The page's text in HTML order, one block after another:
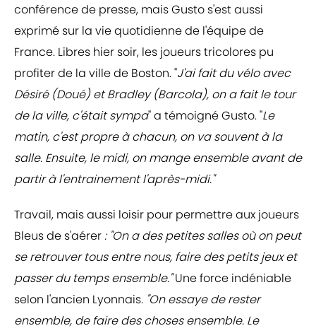
conférence de presse, mais Gusto s'est aussi
exprimé sur la vie quotidienne de l'équipe de
France. Libres hier soir, les joueurs tricolores pu
profiter de la ville de Boston. "J'ai fait du vélo avec
Désiré (Doué) et Bradley (Barcola), on a fait le tour
de la ville, c'était sympa" a témoigné Gusto. "Le
matin, c'est propre à chacun, on va souvent à la
salle. Ensuite, le midi, on mange ensemble avant de
partir à l'entrainement l'après-midi."
Travail, mais aussi loisir pour permettre aux joueurs
Bleus de s'aérer : "On a des petites salles où on peut
se retrouver tous entre nous, faire des petits jeux et
passer du temps ensemble."Une force indéniable
selon l'ancien Lyonnais. "On essaye de rester
ensemble, de faire des choses ensemble. Le